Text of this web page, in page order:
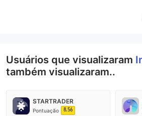
Usuários que visualizaram
também visualizaram..
STARTRADER
Pontuação 8.56